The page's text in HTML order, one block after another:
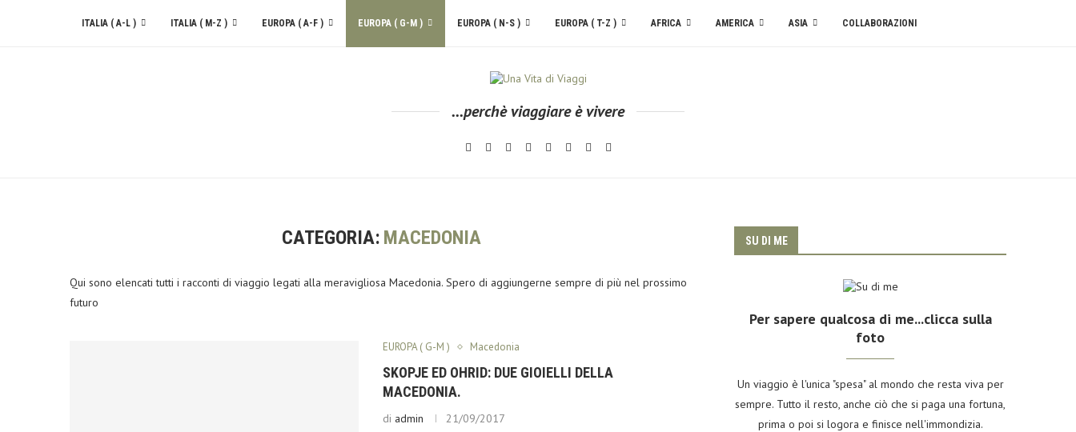
ITALIA ( A-L ) ITALIA ( M-Z ) EUROPA ( A-F ) EUROPA ( G-M ) EUROPA ( N-S ) EUROPA ( T-Z ) AFRICA AMERICA ASIA COLLABORAZIONI
...perchè viaggiare è vivere
CATEGORIA: MACEDONIA
Qui sono elencati tutti i racconti di viaggio legati alla meravigliosa Macedonia. Spero di aggiungerne sempre di più nel prossimo
futuro
EUROPA ( G-M ) Macedonia
SKOPJE ED OHRID: DUE GIOIELLI DELLA
MACEDONIA.
di admin 21/09/2017
SU DI ME
Per sapere qualcosa di me...clicca sulla
foto
Un viaggio è l'unica "spesa" al mondo che resta viva per
sempre. Tutto il resto, anche ciò che si paga una fortuna,
prima o poi si logora e finisce nell'immondizia.